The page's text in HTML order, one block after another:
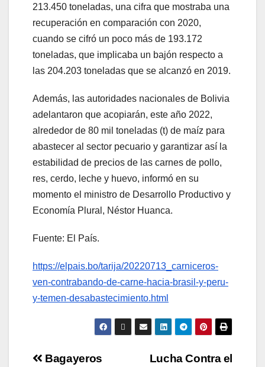
213.450 toneladas, una cifra que mostraba una
recuperación en comparación con 2020,
cuando se cifró un poco más de 193.172
toneladas, que implicaba un bajón respecto a
las 204.203 toneladas que se alcanzó en 2019.
Además, las autoridades nacionales de Bolivia
adelantaron que acopiarán, este año 2022,
alrededor de 80 mil toneladas (t) de maíz para
abastecer al sector pecuario y garantizar así la
estabilidad de precios de las carnes de pollo,
res, cerdo, leche y huevo, informó en su
momento el ministro de Desarrollo Productivo y
Economía Plural, Néstor Huanca.
Fuente: El País.
https://elpais.bo/tarija/20220713_carniceros-
ven-contrabando-de-carne-hacia-brasil-y-peru-
y-temen-desabastecimiento.html
Lucha Contra el
Bagayeros